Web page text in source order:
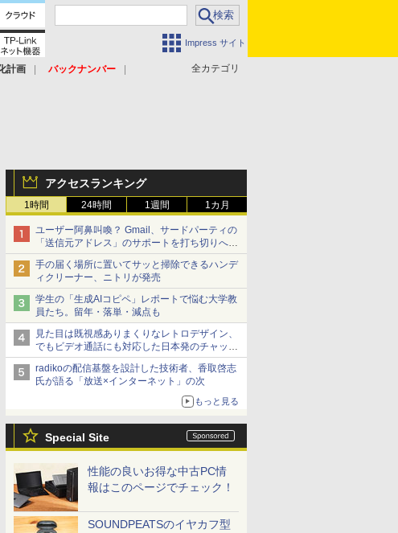
Impress サイト
全カテゴリ
計画
バックナンバー
アクセスランキング
1時間 24時間 1週間 1カ月
ユーザー阿鼻叫喚？ Gmail、サードパーティの
「送信元アドレス」のサポートを打ち切りへ
【やじうまWatch】
手の届く場所に置いてサッと掃除できるハンデ
ィクリーナー、ニトリが発売
学生の「生成AIコピペ」レポートで悩む大学教
員たち。留年・落単・減点も
見た目は既視感ありまくりなレトロデザイン、
でもビデオ通話にも対応した日本発のチャット
アプリが登場【やじうまWatch】
radikoの配信基盤を設計した技術者、香取啓志
氏が語る「放送×インターネット」の次
もっと見る
Special Site
性能の良いお得な中古PC情
報はこのページでチェック！
SOUNDPEATSのイヤカフ型